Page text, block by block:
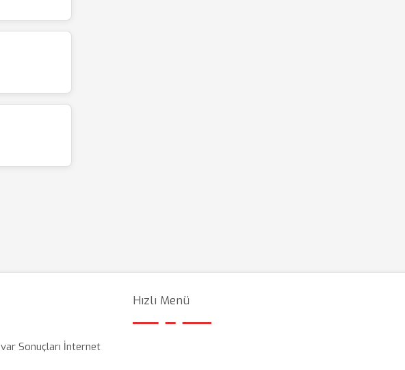
Sonuçları İnternet
Hızlı Menü